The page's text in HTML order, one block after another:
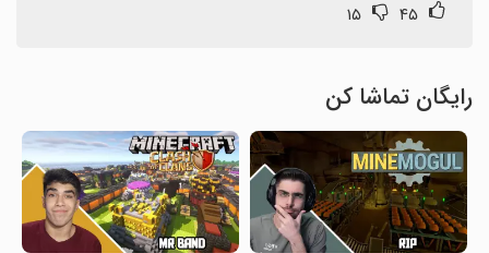
۴۵ ۱۵
رایگان تماشا کن